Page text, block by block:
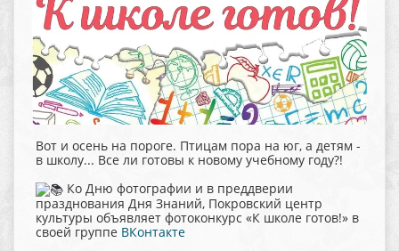
Вот и осень на пороге. Птицам пора на юг, а детям -
в школу... Все ли готовы к новому учебному году?!
Ко Дню фотографии и в преддверии
празднования Дня Знаний, Покровский центр
культуры объявляет фотоконкурс «К школе готов!» в
своей группе ВКонтакте